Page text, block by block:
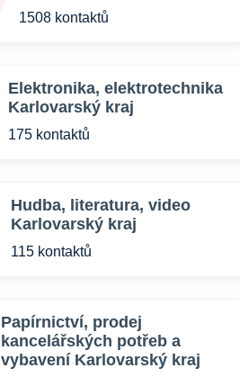
1508 kontaktů
Elektronika, elektrotechnika
Karlovarský kraj
175 kontaktů
Hudba, literatura, video
Karlovarský kraj
115 kontaktů
Papírnictví, prodej
kancelářských potřeb a
vybavení Karlovarský kraj